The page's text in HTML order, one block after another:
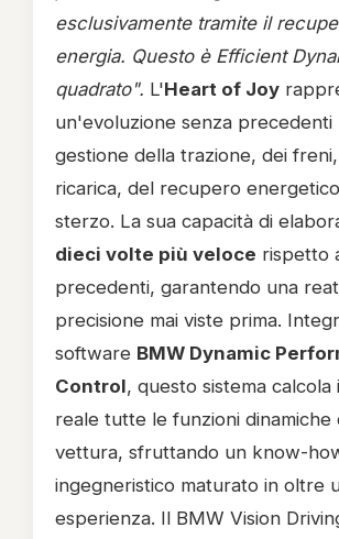
esclusivamente tramite il
energia. Questo è Efficient
quadrato". L'Heart of Joy
un'evoluzione senza precedenti
gestione della trazione, dei
ricarica, del recupero
sterzo. La sua capacità di
dieci volte più veloce rispetto
precedenti, garantendo una
precisione mai viste prima.
software BMW Dynamic
Control, questo sistema calcola
reale tutte le funzioni dinamiche
vettura, sfruttando un know-
ingegneristico maturato in oltre
esperienza. Il BMW Vision